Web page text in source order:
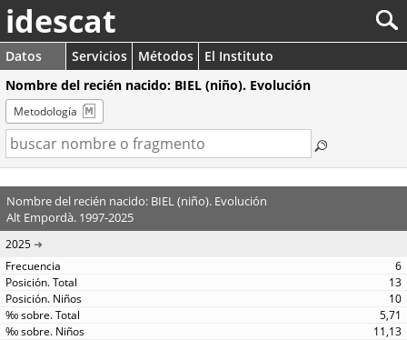
idescat
Datos Servicios Métodos
El Instituto
Nombre del recién nacido: BIEL (niño). Evolución
Metodología
Nombre del recién nacido: BIEL (niño). Evolución
Alt Empordà. 1997-2025
2025
6
13
10
5,71
11,13